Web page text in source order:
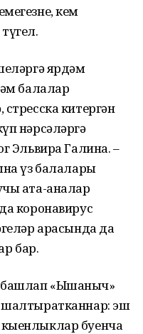
кем
ярдәм
балалар
стресска китергән
нәрсәләргә
Эльвира Галина. –
үз балалары
ата-аналар
коронавирус
арасында да
бар.
башлап «Ышаныч»
шалтыратканнар: эш
буенча